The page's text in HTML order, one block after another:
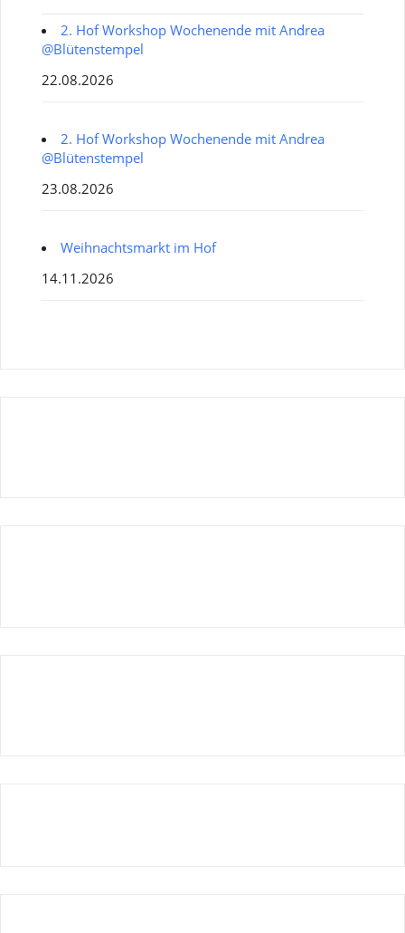
2. Hof Workshop Wochenende mit Andrea
@Blütenstempel
22.08.2026
2. Hof Workshop Wochenende mit Andrea
@Blütenstempel
23.08.2026
Weihnachtsmarkt im Hof
14.11.2026